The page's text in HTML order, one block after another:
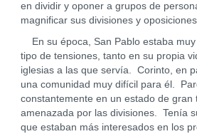
en dividir y oponer a grupos de
magnificar sus divisiones y
En su época, San Pablo estaba
tipo de tensiones, tanto en su propia
iglesias a las que servía. Corinto, en
una comunidad muy difícil para él.
constantemente en un estado de gran
amenazada por las divisiones. Tenía
que estaban más interesados en los